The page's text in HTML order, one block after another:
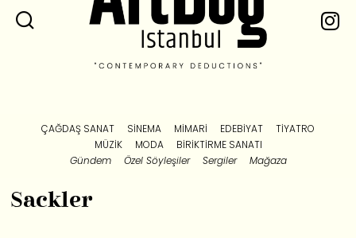
ÇAĞDAŞ SANAT SINEMA MIMARI EDEBIYAT
TIYATRO
MÜZIK
MODA
BIRIKTIRME SANATI
Gündem
Özel Söyleşiler Sergiler Mağaza
Sackler